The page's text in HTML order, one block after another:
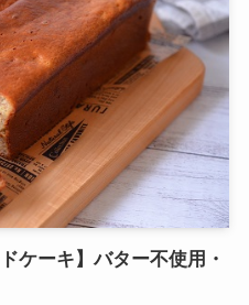
ケーキ】バター不使用・